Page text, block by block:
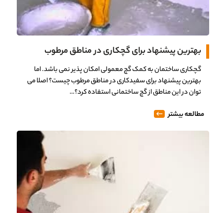
بهترین پیشنهاد برای گچکاری در مناطق مرطوب
گچکاری ساختمان به کمک گچ معمولی امکان پذیر نمی باشد. اما
بهترین پیشنهاد برای سفیدکاری در مناطق مرطوب چیست؟ اصلا می
توان در این مناطق از گچ ساختمانی استفاده کرد؟…
مطالعه بیشتر